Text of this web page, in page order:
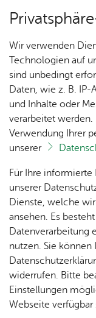
Un­se­re
Ak­tu­
1250
Jahre
Ai­lin­
gen
Zah­
len,
Daten
& Fak­
ten
Ai­lin­
ger
Fe­ri­
en­
Ver­an­stal­tun­gen
Oops, an error
Orts­ver­wal­tung
Haupt­stra­ße 2
88048
Tel. +49 7541 507-
Wei­te­re Infos
Orts­plan
Wir verwenden
Technologien auf
sind unbedingt
Daten, wie z. B. IP-
und Inhalte oder
verarbeitet
Verwendung Ihrer
unserer
Für Ihre
unserer
Dienste, welche
ansehen. Es
Datenverarbeitung
nutzen. Sie können
widerrufen. Bitte
Einstellungen
Webseite verfügbar